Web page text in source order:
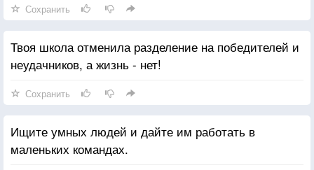
Сохранить
Твоя школа отменила разделение на победителей и
неудачников, а жизнь - нет!
Сохранить
Ищите умных людей и дайте им работать в
маленьких командах.